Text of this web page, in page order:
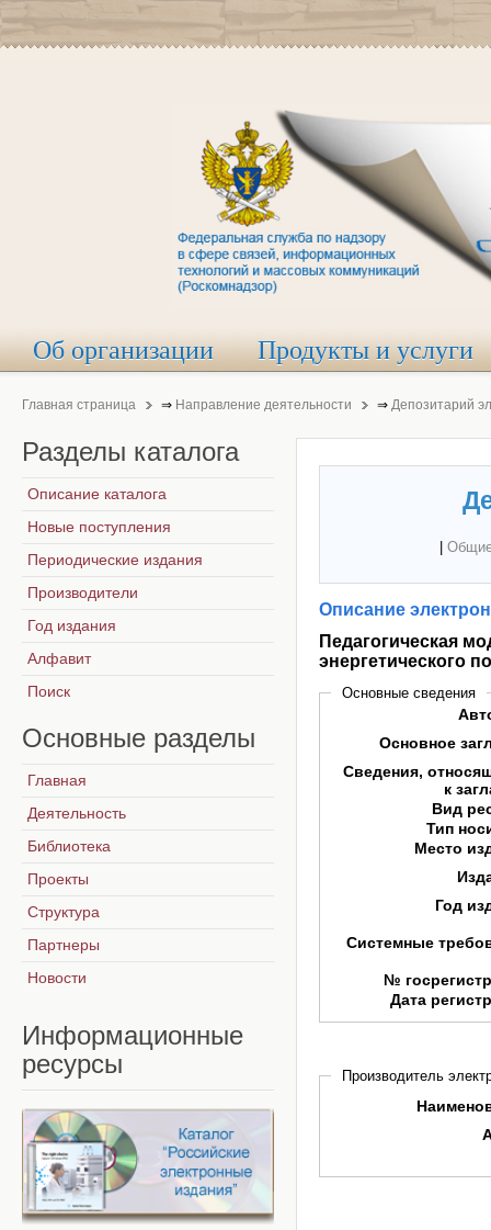
Об организации Продукты и услуги
Главная страница ⇒ Направление деятельности ⇒ Депозитарий
Описание
Педагогическая
энергетического
Основные сведения
Основное
Сведения,
к
Вид
Тип
Место
Год
Системные
№
Дата
Производитель
Разделы каталога
Описание каталога
Новые поступления
Периодические издания
Производители
Год издания
Алфавит
Поиск
Основные разделы
Главная
Деятельность
Библиотека
Проекты
Структура
Партнеры
Новости
Информационные
ресурсы